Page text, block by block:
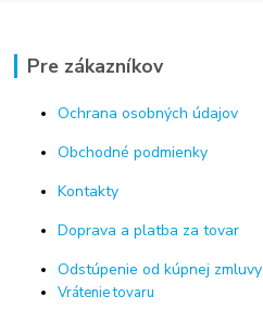
Pre zákazníkov
Ochrana osobných údajov
Obchodné podmienky
Kontakty
Doprava a platba za tovar
Odstúpenie od kúpnej zmluvy
Vrátenie tovaru